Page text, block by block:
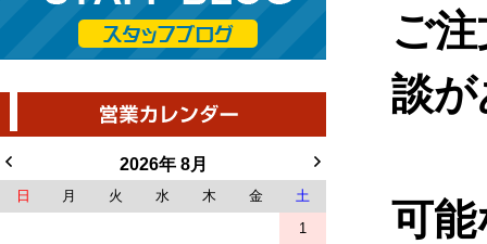
ご
談
可
2026年 8月
日 月 火 水 木 金
土
1